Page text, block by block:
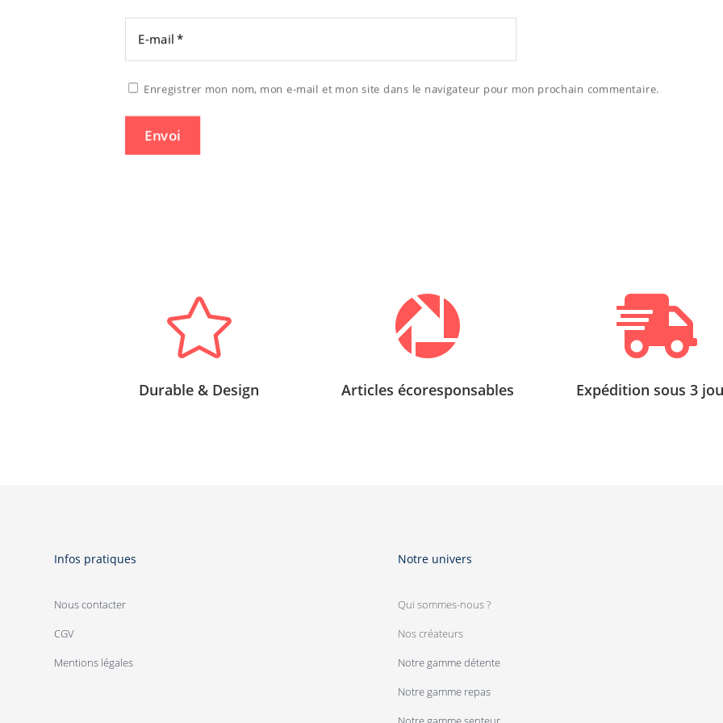
Enregistrer mon nom, mon e-mail et mon site dans le navigateur pour mon prochain commentaire.
Envoi

Durable & Design

Articles écoresponsables

Expédition sous 3
Infos pratiques
Nous contacter
CGV
Mentions légales
Notre univers
Qui sommes-nous ?
Nos créateurs
Notre gamme détente
Notre gamme repas